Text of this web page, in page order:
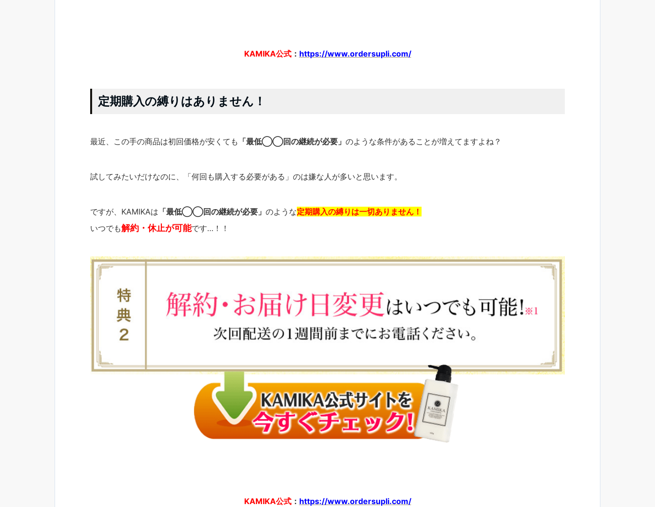
KAMIKA公式： https://www.ordersupli.com/
定期購入の縛りはありません！
最近、この手の商品は初回価格が安くても 「最低◯◯回の継続が必要」 のような条件があることが増えてますよね？
試してみたいだけなのに、「何回も購入する必要がある」のは嫌な人が多いと思います。
ですが、KAMIKAは 「最低◯◯回の継続が必要」 のような定期購入の縛りは一切ありません！
いつでも解約・休止が可能です…！！
KAMIKA公式： https://www.ordersupli.com/